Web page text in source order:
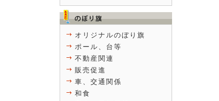
オリジナルのぼり旗
ポール、台等
不動産関連
販売促進
車、交通関係
和食